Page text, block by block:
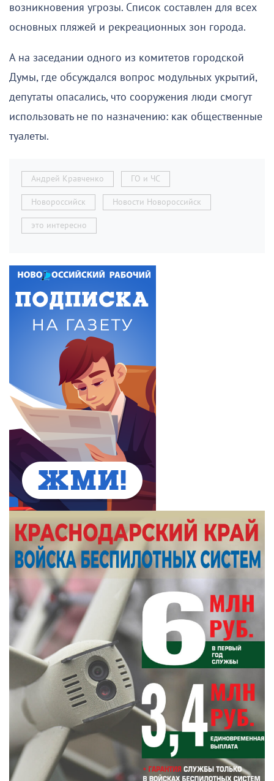
возникновения угрозы. Список составлен для всех
основных пляжей и рекреационных зон города.
А на заседании одного из комитетов городской
Думы, где обсуждался вопрос модульных укрытий,
депутаты опасались, что сооружения люди смогут
использовать не по назначению: как общественные
туалеты.
Андрей Кравченко ГО и ЧС
Новороссийск Новости Новороссийск
это интересно